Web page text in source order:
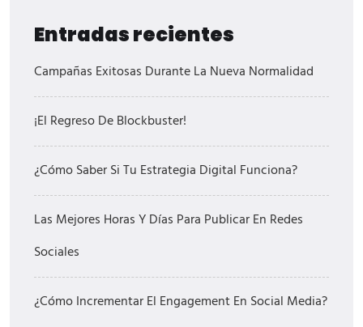
Entradas recientes
Campañas Exitosas Durante La Nueva Normalidad
¡El Regreso De Blockbuster!
¿Cómo Saber Si Tu Estrategia Digital Funciona?
Las Mejores Horas Y Días Para Publicar En Redes
Sociales
¿Cómo Incrementar El Engagement En Social Media?